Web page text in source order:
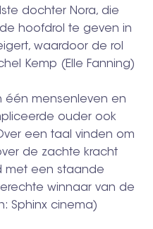
dochter Nora, die
hoofdrol te geven in
waardoor de rol
Kemp (Elle Fanning)
één mensenleven en
ouder ook
een taal vinden om
de zachte kracht
met een staande
winnaar van de
Sphinx cinema)